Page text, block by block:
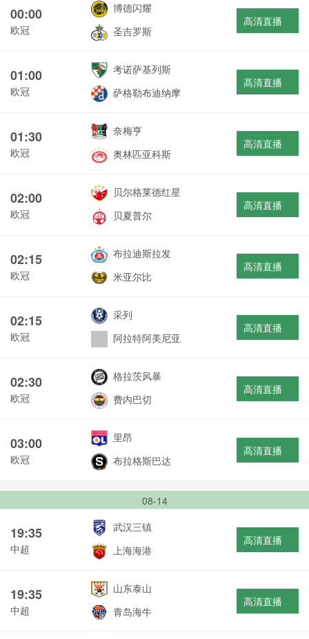
00:00
欧冠
博德闪耀
圣吉罗斯
高清直播
01:00
欧冠
考诺萨基列斯
萨格勒布迪纳摩
高清直播
01:30
欧冠
奈梅亨
奥林匹亚科斯
高清直播
02:00
欧冠
贝尔格莱德红星
贝夏普尔
高清直播
02:15
欧冠
布拉迪斯拉发
米亚尔比
高清直播
02:15
欧冠
采列
阿拉特阿美尼亚
高清直播
02:30
欧冠
格拉茨风暴
费内巴切
高清直播
03:00
欧冠
里昂
布拉格斯巴达
高清直播
08-14
19:35
中超
武汉三镇
上海海港
高清直播
19:35
中超
山东泰山
青岛海牛
高清直播